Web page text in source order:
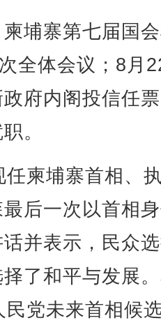
寨第七届国
全体会议；8月
府内阁投信任
。
柬埔寨首相、
后一次以首相
并表示，民众
了和平与发展
民党未来首相候